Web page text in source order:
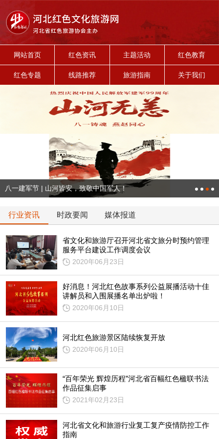
网站首页 红色资讯 主题活动 红色教育
红色专题 线路推荐 旅游指南 关于我们
八一建军节 | 山河皆安，致敬中国军人！
行业资讯 时政要闻 媒体报道
省文化和旅游厅召开河北省文旅分时预约管理
服务平台建设工作调度会议
2020年06月23日
好消息！河北红色故事系列公益展播活动十佳
讲解员和入围展播名单出炉啦！
2020年06月10日
河北红色旅游景区陆续恢复开放
2020年06月10日
“百年荣光 辉煌历程”河北省百幅红色楹联书法
作品征集启事
2021年02月23日
河北省文化和旅游行业复工复产疫情防控工作
指南